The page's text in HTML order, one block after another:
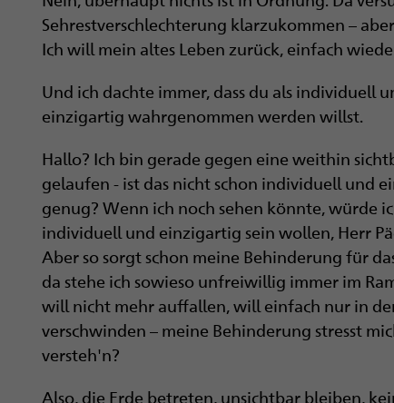
Sehrestverschlechterung klarzukommen –
Ich will mein altes Leben zurück, einfach
Und ich dachte immer, dass du als individuell
einzigartig wahrgenommen werden willst.
Hallo? Ich bin gerade gegen eine weithin
gelaufen - ist das nicht schon individuell und
genug? Wenn ich noch sehen könnte, würde
individuell und einzigartig sein wollen, Herr
Aber so sorgt schon meine Behinderung für
da stehe ich sowieso unfreiwillig immer im
will nicht mehr auffallen, will einfach nur in
verschwinden – meine Behinderung stresst
versteh'n?
Also, die Erde betreten, unsichtbar bleiben,